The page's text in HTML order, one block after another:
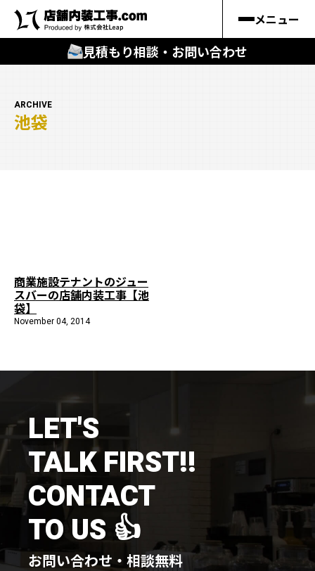
メニュー
見積もり相談・お問い合わせ
はじめての方
店舗内装工事.comの強み
施工までの流れ
採用情報会社概要
ARCHIVE
池袋
商業施設テナントのジュー
スバーの店舗内装工事【池
袋】
November 04, 2014
LET'S
TALK FIRST!!
CONTACT
TO US 👍
お問い合わせ・相談無料